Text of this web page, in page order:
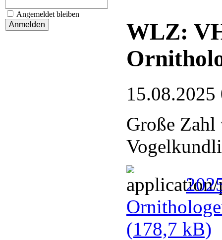
Angemeldet bleiben
WLZ:
15.08.2025
Große Zahl
(178,7 kB)